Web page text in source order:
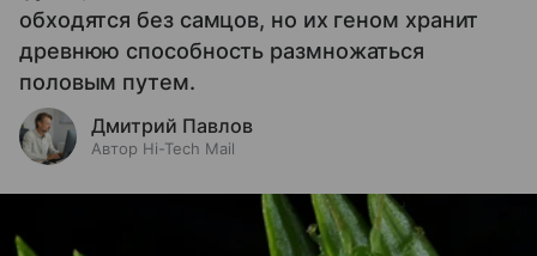
обходятся без самцов, но их геном хранит
древнюю способность размножаться
половым путем.
Дмитрий Павлов
Автор Hi-Tech Mail